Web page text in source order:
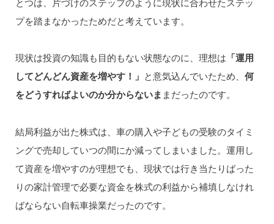
プを踏まなかったためだと考えています。
現状は投資の知識も目的もない状態なのに、理想は 「運用
してどんどん資産を増やす！」 と意気込んでいたため、 何
をどうすればよいのか分からないま まだったのです。
結局利益が出た株式は、車の購入や子どもの受験のタイミ
ングで売却していつの間にか減ってしまいました。運用し
て資産を増やすのが理想でも、現状では行き当たりばった
りの家計管理で必要な資金を株式の利益から補填しなけれ
ばならない自転車操業だったのです。